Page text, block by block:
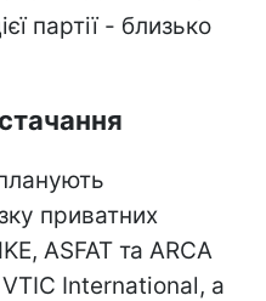
партії - близько
приватних
ASFAT та ARCA
International, а